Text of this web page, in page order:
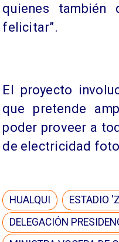
quienes también
felicitar”.
El proyecto
que pretende
poder proveer a
de electricidad
HUALQUI
ESTADIO
DELEGACIÓN